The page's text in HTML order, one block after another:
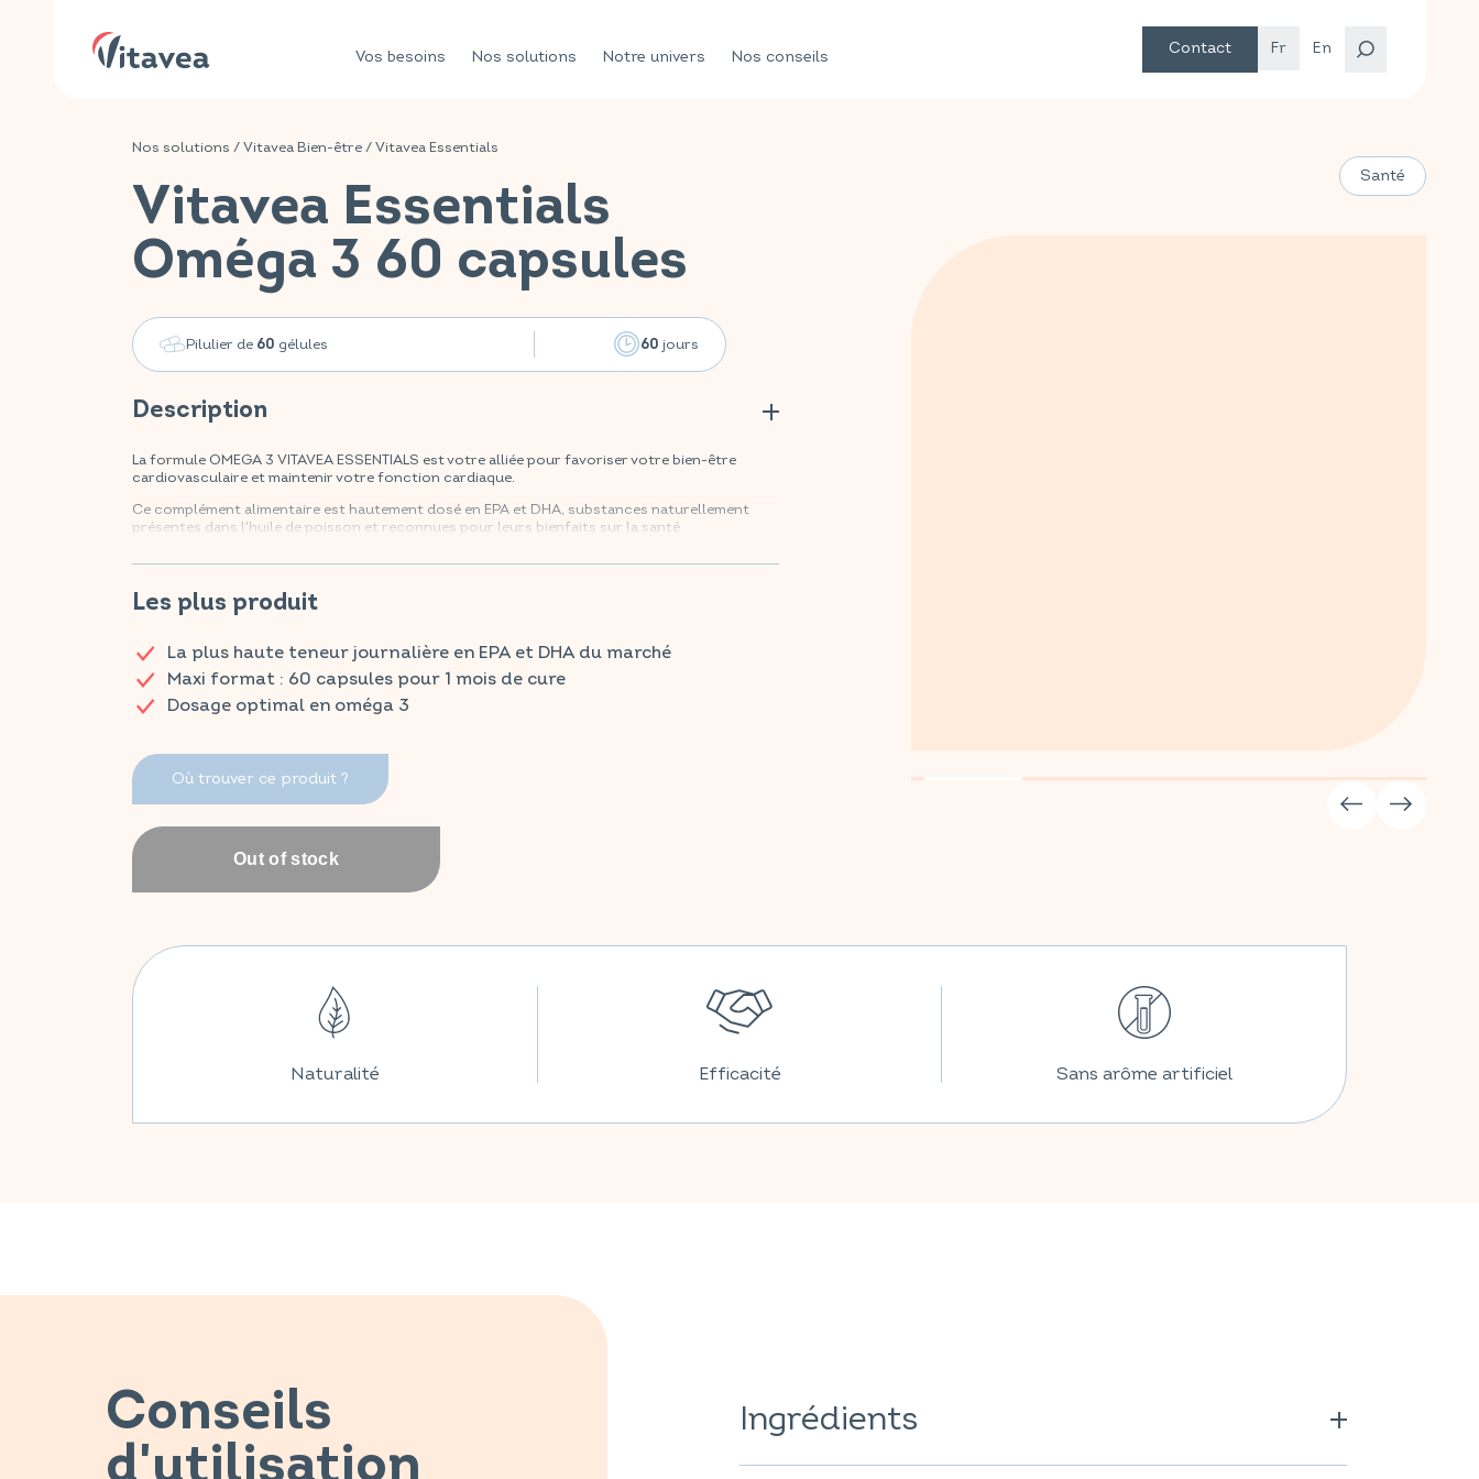
Vos besoins Nos solutions Notre univers Nos conseils Contact Fr En
Nos solutions /Vitavea Bien-être/Vitavea Essentials
Vitavea Essentials
Oméga 3 60 capsules
Pilulier de 60 gélules 60 jours
Description
La formule OMEGA 3 VITAVEA ESSENTIALS est votre alliée pour favoriser votre bien-être
cardiovasculaire et maintenir votre fonction cardiaque.
Ce complément alimentaire est hautement dosé en EPA et DHA, substances naturellement
présentes dans l'huile de poisson et reconnues pour leurs bienfaits sur la santé
Les plus produit
La plus haute teneur journalière en EPA et DHA du marché
Maxi format : 60 capsules pour 1 mois de cure
Dosage optimal en oméga 3
Où trouver ce produit ?
Santé
Naturalité Efficacité Sans arôme artificiel
Conseils
Ingrédients